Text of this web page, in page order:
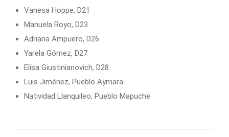
Vanesa Hoppe, D21
Manuela Royo, D23
Adriana Ampuero, D26
Yarela Gómez, D27
Elisa Giustinianovich, D28
Luis Jiménez, Pueblo Aymara
Natividad Llanquileo, Pueblo Mapuche